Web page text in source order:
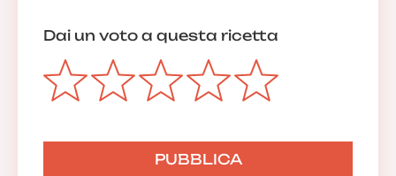
Dai un voto a questa ricetta